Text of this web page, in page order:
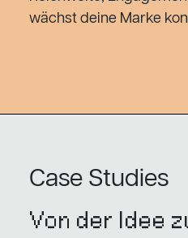
wächst deine Marke
Case Studies
Von der Idee